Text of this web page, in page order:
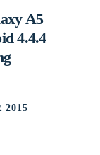
A5
4.4.4
2015